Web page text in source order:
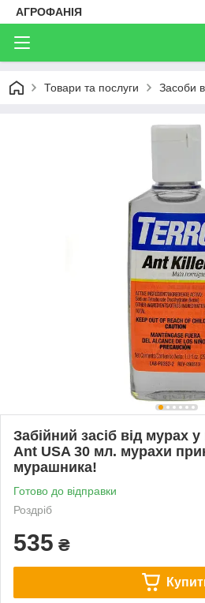
АГРОФАНІЯ
Товари та послуги Засоби
Забійний засіб від мурах
Ant USA 30 мл. мурахи
мурашника!
Готово до відправки
Роздріб
535 ₴